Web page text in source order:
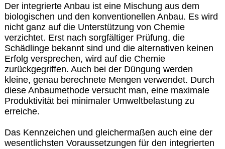
Der integrierte Anbau ist eine Mischung aus dem
biologischen und den konventionellen Anbau. Es wird
nicht ganz auf die Unterstützung von Chemie
verzichtet. Erst nach sorgfältiger Prüfung, die
Schädlinge bekannt sind und die alternativen keinen
Erfolg versprechen, wird auf die Chemie
zurückgegriffen. Auch bei der Düngung werden
kleine, genau berechnete Mengen verwendet. Durch
diese Anbaumethode versucht man, eine maximale
Produktivität bei minimaler Umweltbelastung zu
erreiche.
Das Kennzeichen und gleichermaßen auch eine der
wesentlichsten Voraussetzungen für den integrierten